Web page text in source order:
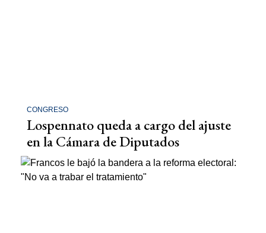
CONGRESO
Lospennato queda a cargo del ajuste
en la Cámara de Diputados